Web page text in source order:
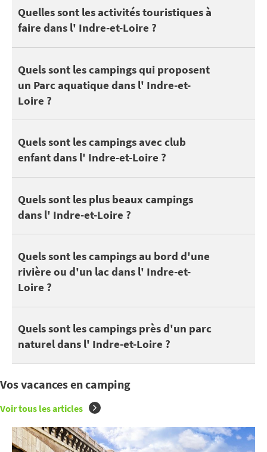
Quelles sont les activités touristiques à
faire dans l' Indre-et-Loire ?
L' Indre-et-Loire propose des sites touristiques à découvrir :
Vous pourrez également profiter de vos vacances dans l'
Quels sont les campings qui proposent
un Parc aquatique dans l' Indre-et-
Loire ?
Si 28 campings dans l' Indre-et-Loire disposent d'au moins
Découvrez tous lescampings avec un parc aquatique dans l'
Quels sont les campings avec club
enfant dans l' Indre-et-Loire ?
Les enfants et ados apprécient le camping pour se faire des
Decouvrez notre sélection decampings avec un mini-club
Quels sont les plus beaux campings
dans l' Indre-et-Loire ?
Un beau camping n'est pas toujours qu'une question de
Quels sont les campings au bord d'une
rivière ou d'un lac dans l' Indre-et-
Loire ?
Dans l' Indre-et-Loire, on peut trouver 50 campings au bord
Quels sont les campings près d'un parc
naturel dans l' Indre-et-Loire ?
Se situer à proximité d’un parc naturel est formidable pour
Vos vacances en camping
Voir tous les articles